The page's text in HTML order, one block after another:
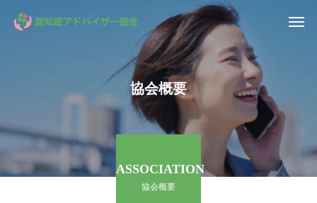
協会概要
ASSOCIATION
協会概要